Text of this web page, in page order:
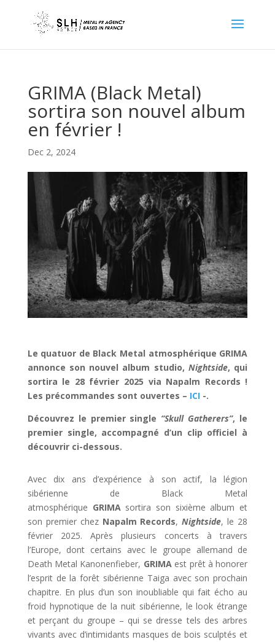
GRIMA (Black Metal)
sortira son nouvel album
en février !
Dec 2, 2024
Le quatuor de Black Metal atmosphérique GRIMA
annonce son nouvel album studio, Nightside, qui
sortira le 28 février 2025 via Napalm Records !
Les précommandes sont ouvertes – ICI-.
Découvrez le premier single “Skull Gatherers”, le
premier single, accompagné d’un clip officiel à
découvrir ci-dessous.
Avec dix ans d’expérience à son actif, la légion
sibérienne de Black Metal
atmosphérique GRIMAsortira son sixième album et
son premier chez Napalm Records,Nightside, le 28
février 2025. Après plusieurs concerts à travers
l’Europe, dont certains avec le groupe allemand de
Death Metal Kanonenfieber, GRIMAest prêt à honorer
l’esprit de la forêt sibérienne Taiga avec son prochain
chapitre. En plus d’un son inoubliable qui fait écho au
froid hypnotique de la nuit sibérienne, le look étrange
et perçant du groupe – qui se dresse tels des arbres
vivants avec d’intimidants masques de bois sculptés et